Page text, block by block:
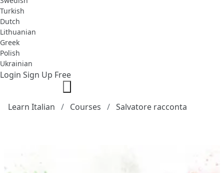
Turkish
Dutch
Lithuanian
Greek
Polish
Ukrainian
Login Sign Up Free
Learn Italian Courses Salvatore racconta